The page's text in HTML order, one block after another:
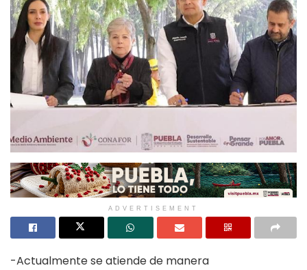
ADVERTISEMENT
-Actualmente se atiende de manera